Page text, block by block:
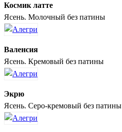
Космик латте
Ясень. Молочный без патины
Валенсия
Ясень. Кремовый без патины
Экрю
Ясень. Серо-кремовый без патины